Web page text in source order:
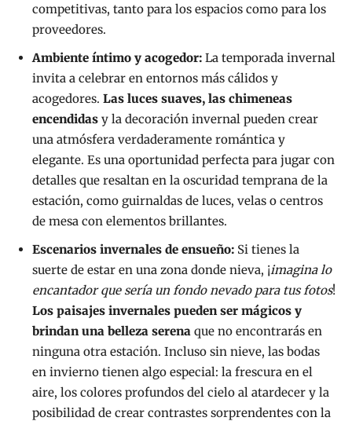
competitivas, tanto para los espacios como para los
proveedores.
Ambiente íntimo y acogedor: La temporada invernal
invita a celebrar en entornos más cálidos y
acogedores. Las luces suaves, las chimeneas
encendidas y la decoración invernal pueden crear
una atmósfera verdaderamente romántica y
elegante. Es una oportunidad perfecta para jugar con
detalles que resaltan en la oscuridad temprana de la
estación, como guirnaldas de luces, velas o centros
de mesa con elementos brillantes.
Escenarios invernales de ensueño: Si tienes la
suerte de estar en una zona donde nieva, ¡imagina lo
encantador que sería un fondo nevado para tus fotos!
Los paisajes invernales pueden ser mágicos y
brindan una belleza serena que no encontrarás en
ninguna otra estación. Incluso sin nieve, las bodas
en invierno tienen algo especial: la frescura en el
aire, los colores profundos del cielo al atardecer y la
posibilidad de crear contrastes sorprendentes con la